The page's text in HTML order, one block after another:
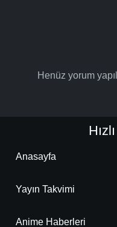
Henüz yorum
Anasayfa
Yayın Takvimi
Anime Haberleri